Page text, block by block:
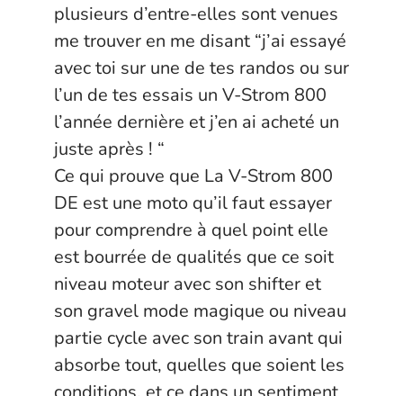
plusieurs d’entre-elles sont venues
me trouver en me disant “j’ai essayé
avec toi sur une de tes randos ou sur
l’un de tes essais un V-Strom 800
l’année dernière et j’en ai acheté un
juste après ! “
Ce qui prouve que La V-Strom 800
DE est une moto qu’il faut essayer
pour comprendre à quel point elle
est bourrée de qualités que ce soit
niveau moteur avec son shifter et
son gravel mode magique ou niveau
partie cycle avec son train avant qui
absorbe tout, quelles que soient les